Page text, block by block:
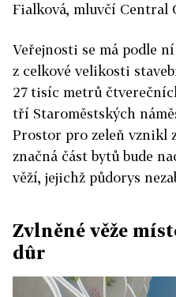
Fialková, mluvčí Central
Veřejnosti se má podle
z celkové velikosti
27 tisíc metrů
tří Staroměstských
Prostor pro zeleň vznikl
značná část bytů bude
věží, jejichž půdorys
Zvlněné věže
dûr